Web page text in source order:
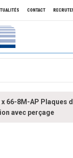
CONTACT
66-8M-AP Plaques
avec perçage